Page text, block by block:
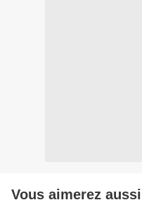
Vous aimerez aussi